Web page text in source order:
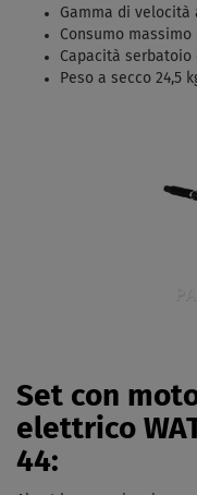
Gamma di velocità
Consumo
Capacità serbatoio
Peso a secco 24,5
Set con
elettrico
44: